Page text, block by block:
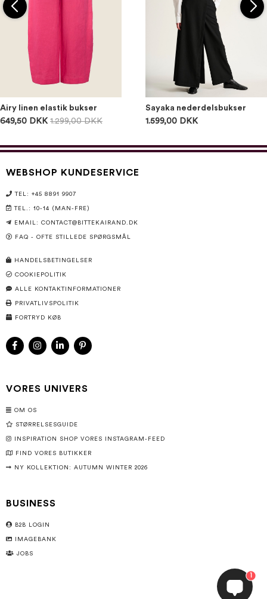
Airy linen elastik bukser
649,50 DKK 1.299,00 DKK
Sayaka nederdelsbukser
1.599,00 DKK
WEBSHOP KUNDESERVICE
TEL: +45 8891 9907
TEL.: 10-14 (MAN-FRE)
EMAIL: CONTACT@BITTEKAIRAND.DK
FAQ - OFTE STILLEDE SPØRGSMÅL
HANDELSBETINGELSER
COOKIEPOLITIK
ALLE KONTAKTINFORMATIONER
PRIVATLIVSPOLITIK
FORTRYD KØB
VORES UNIVERS
OM OS
STØRRELSESGUIDE
INSPIRATION SHOP VORES INSTAGRAM-FEED
FIND VORES BUTIKKER
NY KOLLEKTION: AUTUMN WINTER 2026
BUSINESS
B2B LOGIN
IMAGEBANK
JOBS
1